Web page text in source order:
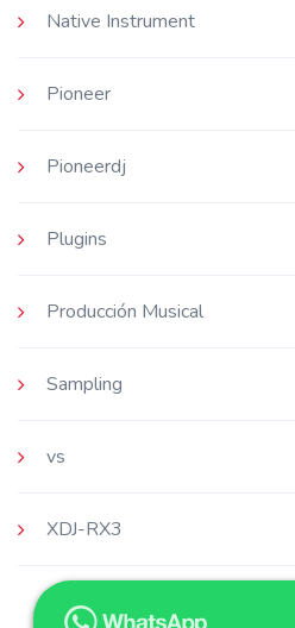
Native Instrument
Pioneer
Pioneerdj
Plugins
Producción Musical
Sampling
vs
XDJ-RX3